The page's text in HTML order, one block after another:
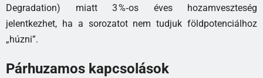
Degradation) miatt 3 %‑os éves hozamveszteség
jelentkezhet, ha a sorozatot nem tudjuk földpotenciálhoz
„húzni”.
Párhuzamos kapcsolások